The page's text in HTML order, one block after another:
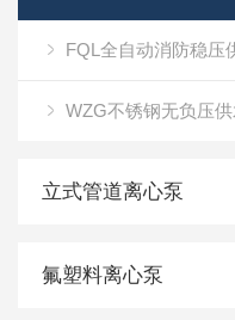
FQL全自动消防稳压
WZG不锈钢无负压
立式管道离心泵
氟塑料离心泵